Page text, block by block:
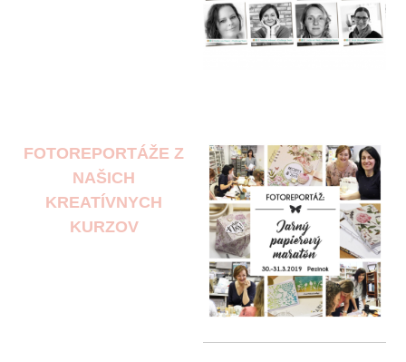
FOTOREPORTÁŽE Z
NAŠICH
KREATÍVNYCH
KURZOV